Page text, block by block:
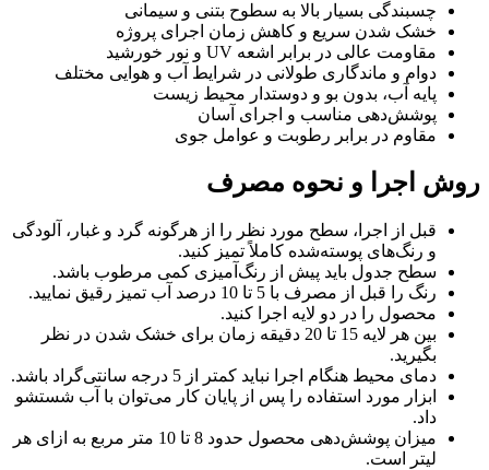
چسبندگی بسیار بالا به سطوح بتنی و سیمانی
خشک شدن سریع و کاهش زمان اجرای پروژه
مقاومت عالی در برابر اشعه UV و نور خورشید
دوام و ماندگاری طولانی در شرایط آب و هوایی مختلف
پایه آب، بدون بو و دوستدار محیط زیست
پوشش‌دهی مناسب و اجرای آسان
مقاوم در برابر رطوبت و عوامل جوی
روش اجرا و نحوه مصرف
قبل از اجرا، سطح مورد نظر را از هرگونه گرد و غبار، آلودگی
و رنگ‌های پوسته‌شده کاملاً تمیز کنید.
سطح جدول باید پیش از رنگ‌آمیزی کمی مرطوب باشد.
رنگ را قبل از مصرف با 5 تا 10 درصد آب تمیز رقیق نمایید.
محصول را در دو لایه اجرا کنید.
بین هر لایه 15 تا 20 دقیقه زمان برای خشک شدن در نظر
بگیرید.
دمای محیط هنگام اجرا نباید کمتر از 5 درجه سانتی‌گراد باشد.
ابزار مورد استفاده را پس از پایان کار می‌توان با آب شستشو
داد.
میزان پوشش‌دهی محصول حدود 8 تا 10 متر مربع به ازای هر
لیتر است.